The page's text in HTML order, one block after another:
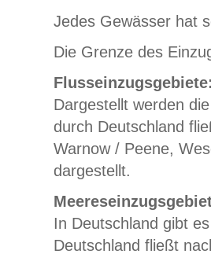
Jedes Gewässer hat
Die Grenze des
Dargestellt werden
durch Deutschland
Warnow / Peene,
dargestellt.
In Deutschland gibt
Deutschland fließt